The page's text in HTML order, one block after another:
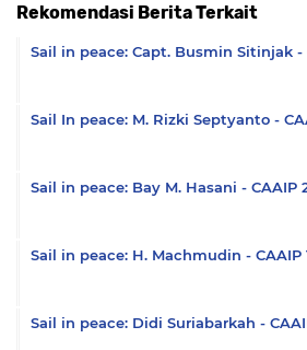
Rekomendasi Berita Terkait
Sail in peace: Capt. Busmin Sitinjak -
Sail In peace: M. Rizki Septyanto -
Sail in peace: Bay M. Hasani - CAAIP
Sail in peace: H. Machmudin - CAAIP
Sail in peace: Didi Suriabarkah -